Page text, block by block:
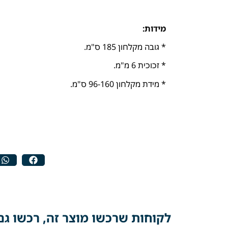
מידות:
* גובה מקלחון 185 ס"מ.
* זכוכית 6 מ"מ.
* מידת מקלחון 96-160 ס"מ.
לקוחות שרכשו מוצר זה, רכשו